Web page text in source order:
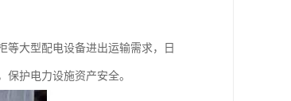
等大型配电设备进出运输需求，日
护电力设施资产安全。